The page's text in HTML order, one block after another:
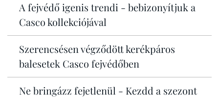
A fejvédő igenis trendi - bebizonyítjuk a
Casco kollekciójával
Szerencsésen végződött kerékpáros
balesetek Casco fejvédőben
Ne bringázz fejetlenül - Kezdd a szezont